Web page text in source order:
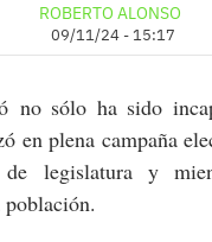
ROBERTO ALONSO
09/11/24 - 15:17
no sólo ha sido
en plena campaña
legislatura y